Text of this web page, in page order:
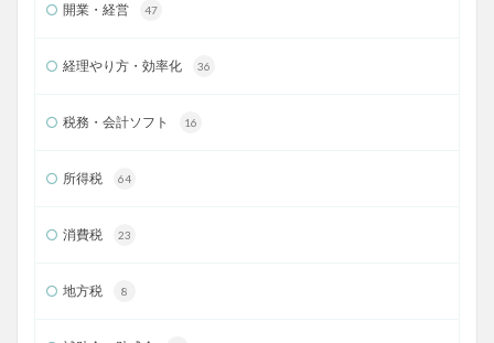
開業・経営 47
経理やり方・効率化 36
税務・会計ソフト 16
所得税 64
消費税 23
地方税 8